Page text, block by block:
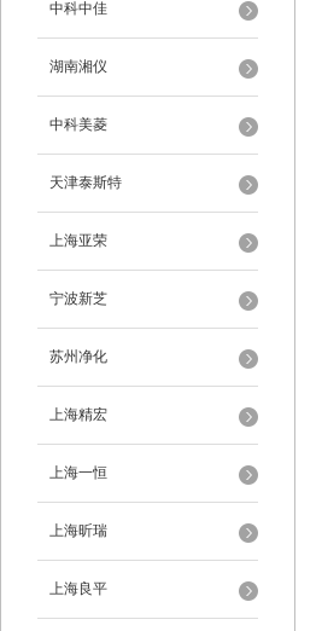
中科中佳
湖南湘仪
中科美菱
天津泰斯特
上海亚荣
宁波新芝
苏州净化
上海精宏
上海一恒
上海昕瑞
上海良平